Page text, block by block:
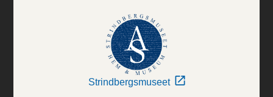
Strindbergsmuseet